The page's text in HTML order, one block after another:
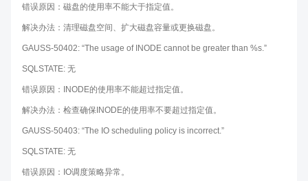
错误原因：磁盘的使用率不能大于指定值。
解决办法：清理磁盘空间、扩大磁盘容量或更换磁盘。
GAUSS-50402: “The usage of INODE cannot be greater than %s.”
SQLSTATE: 无
错误原因：INODE的使用率不能超过指定值。
解决办法：检查确保INODE的使用率不要超过指定值。
GAUSS-50403: “The IO scheduling policy is incorrect.”
SQLSTATE: 无
错误原因：IO调度策略异常。